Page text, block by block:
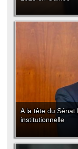
A la tête du Sénat
institutionnelle